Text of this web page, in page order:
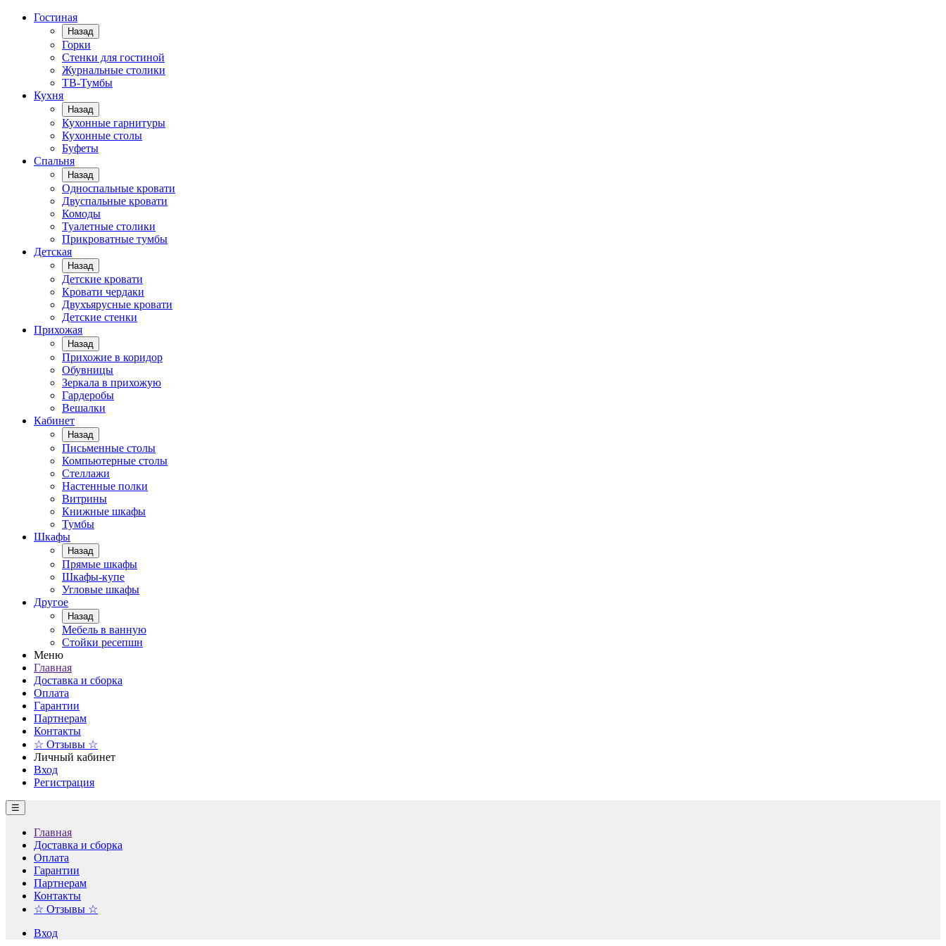
Гостиная
Назад
Горки
Стенки для гостиной
Журнальные столики
TВ-Тумбы
Кухня
Назад
Кухонные гарнитуры
Кухонные столы
Буфеты
Спальня
Назад
Односпальные кровати
Двуспальные кровати
Комоды
Туалетные столики
Прикроватные тумбы
Детская
Назад
Детские кровати
Кровати чердаки
Двухъярусные кровати
Детские стенки
Прихожая
Назад
Прихожие в коридор
Обувницы
Зеркала в прихожую
Гардеробы
Вешалки
Кабинет
Назад
Письменные столы
Компьютерные столы
Стеллажи
Настенные полки
Витрины
Книжные шкафы
Тумбы
Шкафы
Назад
Прямые шкафы
Шкафы-купе
Угловые шкафы
Другое
Назад
Мебель в ванную
Стойки ресепшн
Меню
Главная
Доставка и сборка
Оплата
Гарантии
Партнерам
Контакты
☆ Отзывы ☆
Личный кабинет
Вход
Регистрация
☰
Главная
Доставка и сборка
Оплата
Гарантии
Партнерам
Контакты
☆ Отзывы ☆
Вход